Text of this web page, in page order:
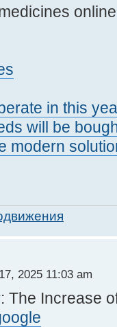
in this
will be
modern
2025 11:03 am
The Increase